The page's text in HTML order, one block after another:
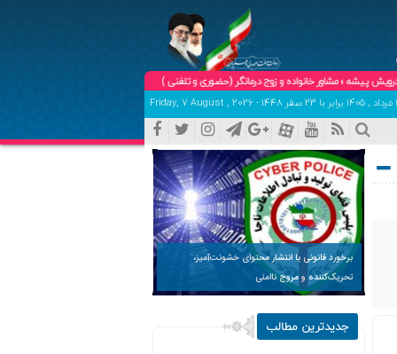
خانواده و زوج درمانگر (حضوری و تلفنی ) تلفن هماهنگی و تعیین وقت:09102904758
برخورد قانونی با انتشار محتوای خشونت‌آمیز،
تحریک‌کننده و مروج ناامنی
جدیدترین مطالب